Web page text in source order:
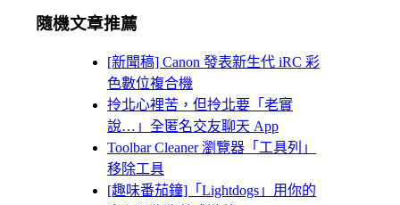
隨機文章推薦
[新聞稿] Canon 發表新生代 iRC 彩
色數位複合機
拎北心裡苦，但拎北要「老實
說…」全匿名交友聊天 App
Toolbar Cleaner 瀏覽器「工具列」
移除工具
[趣味番茄鐘]「Lightdogs」用你的